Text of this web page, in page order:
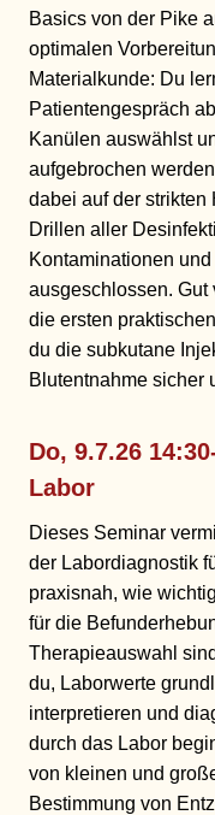
Basics von der Pike
optimalen
Materialkunde: Du
Patientengespräch
Kanülen auswählst
aufgebrochen
dabei auf der strikten
Drillen aller
Kontaminationen
ausgeschlossen.
die ersten
du die subkutane
Blutentnahme sicher
Do, 9.7.26
Labor
Dieses Seminar
der Labordiagnostik
praxisnah, wie
für die
Therapieauswahl
du, Laborwerte
interpretieren und
durch das Labor
von kleinen und
Bestimmung von